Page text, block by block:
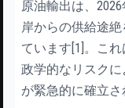
原油輸出は、
岸からの供給途
ています[1]。こ
政学的なリスク
が緊急的に確立さ